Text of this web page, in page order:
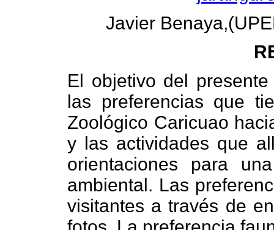
Javier
El objetivo del
las preferencias que
Zoológico Caricuao
y las actividades que
orientaciones para
ambiental. Las
visitantes a través de